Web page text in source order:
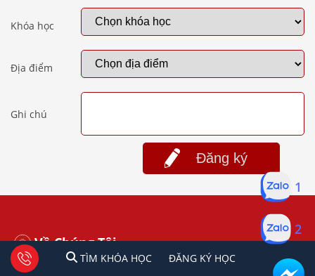
Khóa học
Địa điểm
Ghi chú
Đăng ký
Về Chúng Tôi
Giới Thiệu
TÌM KHÓA HỌC ĐĂNG KÍ HỌC
1 2 Tư vấn facebook
TÌM KHÓA HỌC ĐĂNG KÝ HỌC
1
2